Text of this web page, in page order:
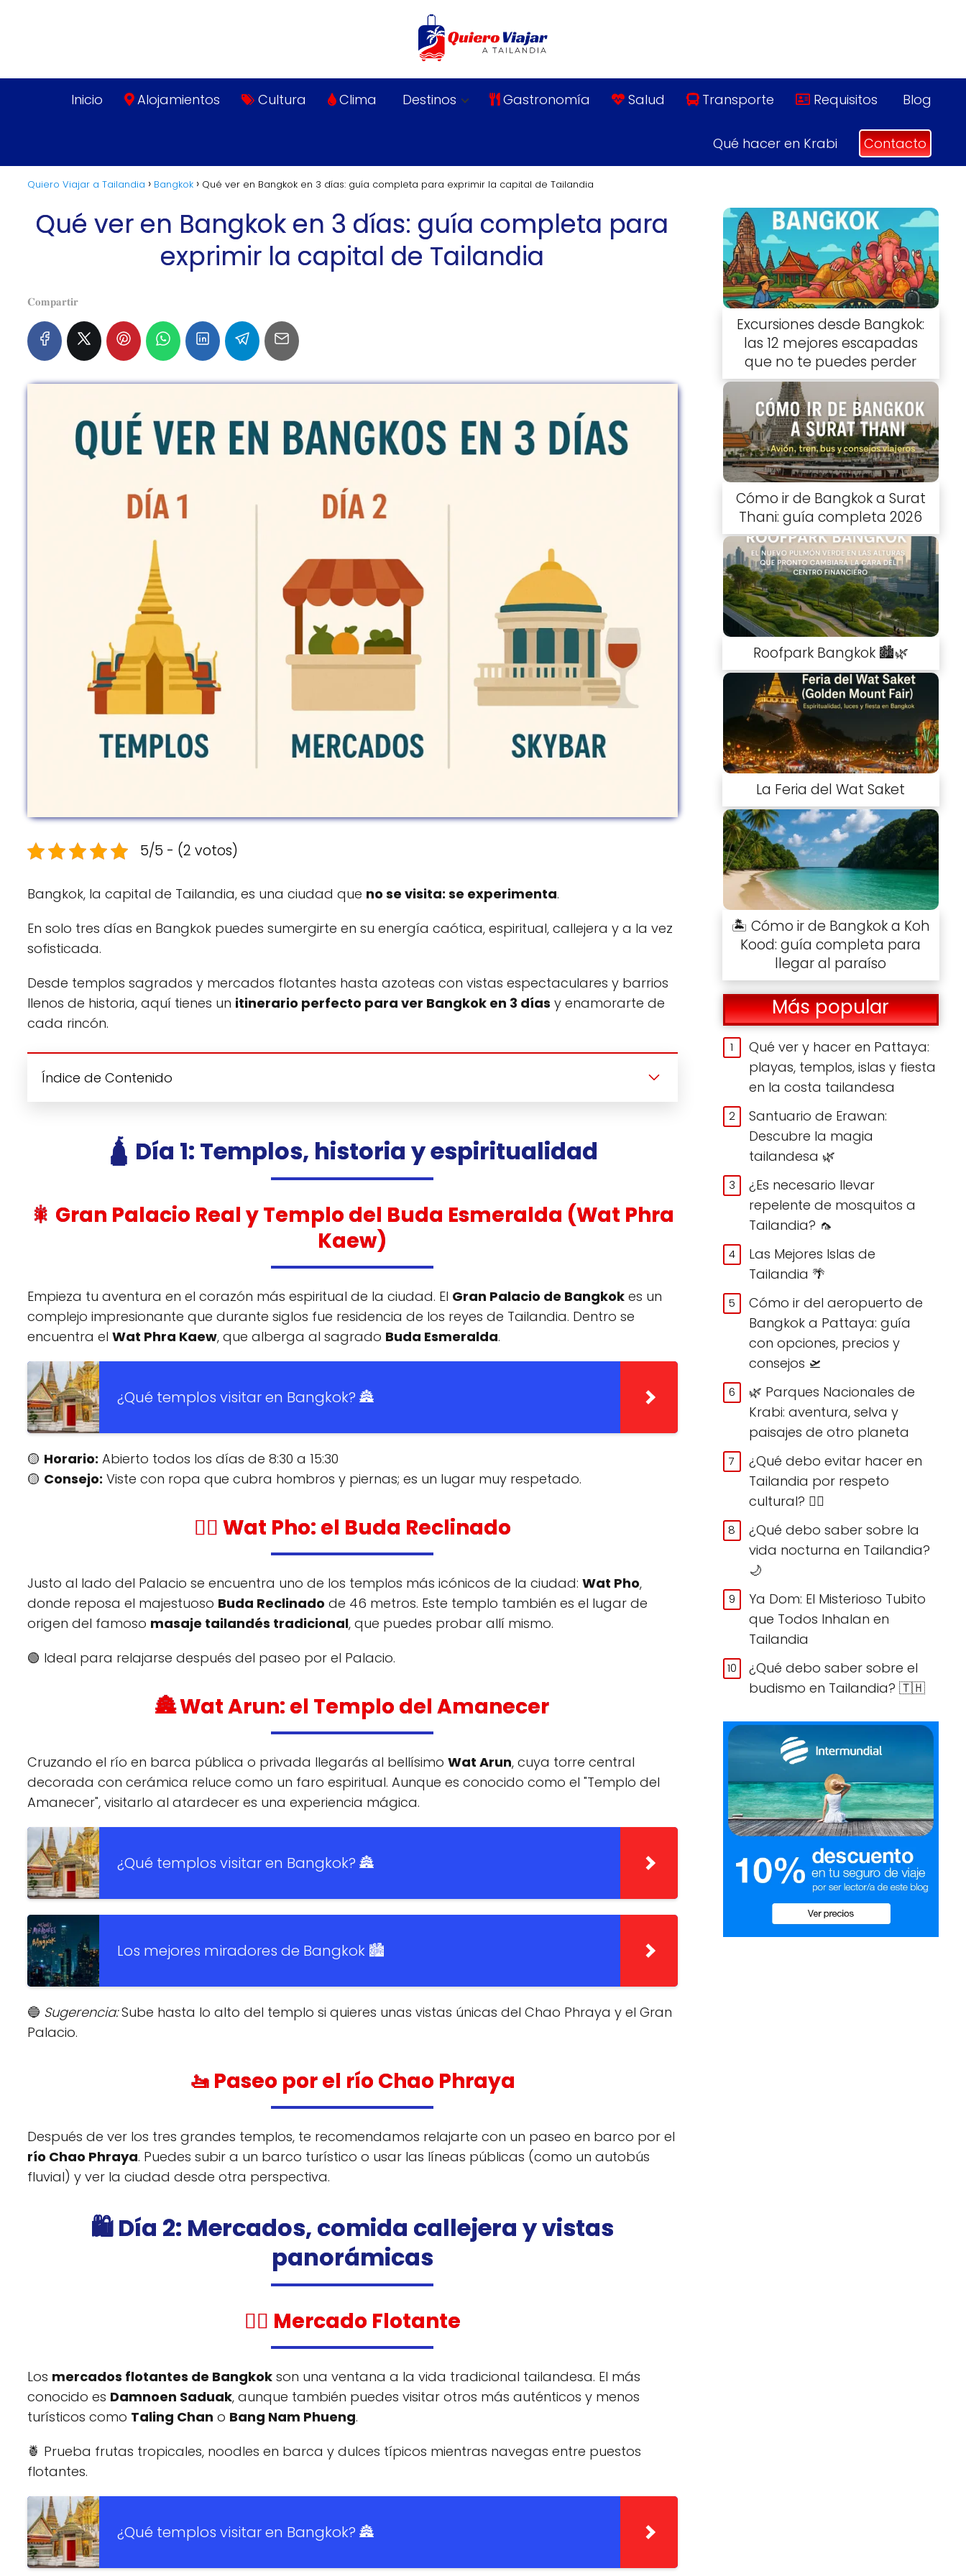
Inicio Alojamientos Cultura Clima Destinos Gastronomía Salud Transporte Requisitos Blog
Qué hacer en Krabi Contacto
Quiero Viajar a Tailandia Bangkok Qué ver en Bangkok en 3 días: guía completa para exprimir la capital de Tailandia
Qué ver en Bangkok en 3 días: guía completa para
exprimir la capital de Tailandia
𝐂𝐨𝐦𝐩𝐚𝐫𝐭𝐢𝐫
5/5 - (2 votos)
Bangkok, la capital de Tailandia, es una ciudad que no se visita: se experimenta.
En solo tres días en Bangkok puedes sumergirte en su energía caótica, espiritual, callejera y a la vez
sofisticada.
Desde templos sagrados y mercados flotantes hasta azoteas con vistas espectaculares y barrios
llenos de historia, aquí tienes un itinerario perfecto para ver Bangkok en 3 días y enamorarte de
cada rincón.
Índice de Contenido
🛕 Día 1: Templos, historia y espiritualidad
🎇 Gran Palacio Real y Templo del Buda Esmeralda (Wat Phra
Kaew)
Empieza tu aventura en el corazón más espiritual de la ciudad. El Gran Palacio de Bangkok es un
complejo impresionante que durante siglos fue residencia de los reyes de Tailandia. Dentro se
encuentra el Wat Phra Kaew, que alberga al sagrado Buda Esmeralda.
¿Qué templos visitar en Bangkok? 🏯
🟡 Horario: Abierto todos los días de 8:30 a 15:30
🟡 Consejo: Viste con ropa que cubra hombros y piernas; es un lugar muy respetado.
🧘‍♂️ Wat Pho: el Buda Reclinado
Justo al lado del Palacio se encuentra uno de los templos más icónicos de la ciudad: Wat Pho,
donde reposa el majestuoso Buda Reclinado de 46 metros. Este templo también es el lugar de
origen del famoso masaje tailandés tradicional, que puedes probar allí mismo.
🟢 Ideal para relajarse después del paseo por el Palacio.
🏯 Wat Arun: el Templo del Amanecer
Cruzando el río en barca pública o privada llegarás al bellísimo Wat Arun, cuya torre central
decorada con cerámica reluce como un faro espiritual. Aunque es conocido como el "Templo del
Amanecer", visitarlo al atardecer es una experiencia mágica.
¿Qué templos visitar en Bangkok? 🏯
Los mejores miradores de Bangkok 🏙️
🔵 Sugerencia:Sube hasta lo alto del templo si quieres unas vistas únicas del Chao Phraya y el Gran
Palacio.
🚤 Paseo por el río Chao Phraya
Después de ver los tres grandes templos, te recomendamos relajarte con un paseo en barco por el
río Chao Phraya. Puedes subir a un barco turístico o usar las líneas públicas (como un autobús
fluvial) y ver la ciudad desde otra perspectiva.
🛍️ Día 2: Mercados, comida callejera y vistas
panorámicas
🚣‍♀️ Mercado Flotante
Los mercados flotantes de Bangkok son una ventana a la vida tradicional tailandesa. El más
conocido es Damnoen Saduak, aunque también puedes visitar otros más auténticos y menos
turísticos como Taling Chan o Bang Nam Phueng.
🍍 Prueba frutas tropicales, noodles en barca y dulces típicos mientras navegas entre puestos
flotantes.
¿Qué templos visitar en Bangkok? 🏯
Excursiones desde Bangkok:
las 12 mejores escapadas
que no te puedes perder
Cómo ir de Bangkok a Surat
Thani: guía completa 2026
Roofpark Bangkok 🏙️🌿
La Feria del Wat Saket
🏝️ Cómo ir de Bangkok a Koh
Kood: guía completa para
llegar al paraíso
Más popular
Qué ver y hacer en Pattaya:
playas, templos, islas y fiesta
en la costa tailandesa
Santuario de Erawan:
Descubre la magia
tailandesa 🌿
¿Es necesario llevar
repelente de mosquitos a
Tailandia? 🦟
Las Mejores Islas de
Tailandia 🌴
Cómo ir del aeropuerto de
Bangkok a Pattaya: guía
con opciones, precios y
consejos 🛫
🌿 Parques Nacionales de
Krabi: aventura, selva y
paisajes de otro planeta
¿Qué debo evitar hacer en
Tailandia por respeto
cultural? 🙅‍♀️
¿Qué debo saber sobre la
vida nocturna en Tailandia?
🌙
Ya Dom: El Misterioso Tubito
que Todos Inhalan en
Tailandia
¿Qué debo saber sobre el
budismo en Tailandia? 🇹🇭